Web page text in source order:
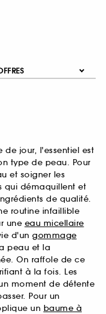
jour, l'essentiel est
type de peau. Pour
et soigner les
qui démaquillent et
de qualité.
routine infaillible
une eau micellaire
d'un gommage
peau et la
On raffole de ce
à la fois. Les
moment de détente
Pour un
un baume à